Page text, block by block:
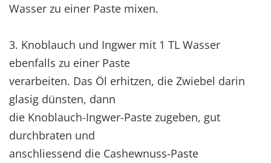
Wasser zu einer Paste mixen.
3. Knoblauch und Ingwer mit 1 TL Wasser
ebenfalls zu einer Paste
verarbeiten. Das Öl erhitzen, die Zwiebel darin
glasig dünsten, dann
die Knoblauch-Ingwer-Paste zugeben, gut
durchbraten und
anschliessend die Cashewnuss-Paste